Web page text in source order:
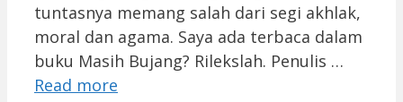
tuntasnya memang salah dari segi akhlak,
moral dan agama. Saya ada terbaca dalam
buku Masih Bujang? Rilekslah. Penulis …
Read more